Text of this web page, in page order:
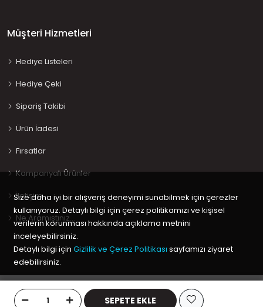
SEPETE EKLE
Müşteri Hizmetleri
Hediye Listeleri
Hediye Çeki
Sipariş Takibi
Ürün İadesi
Fırsatlar
Kampanyalı Ürünler
İletişim
Ne Aramıştınız…
Copyright © 2020 Keyif Bebesi | Kids & Toys, GeliştiriciKabuk
Yazılım
Size daha iyi bir alışveriş deneyimi sunabilmek için çerezler
kullanıyoruz. Detaylı bilgi için çerez politikamızı ve kişisel
verilerin korunması hakkında açıklama metnini
inceleyebilirsiniz.
Detaylı bilgi için Gizlilik ve Çerez Politikası sayfamızı ziyaret
edebilirsiniz.
Tamam